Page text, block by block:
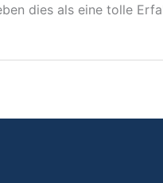
dies als eine tolle